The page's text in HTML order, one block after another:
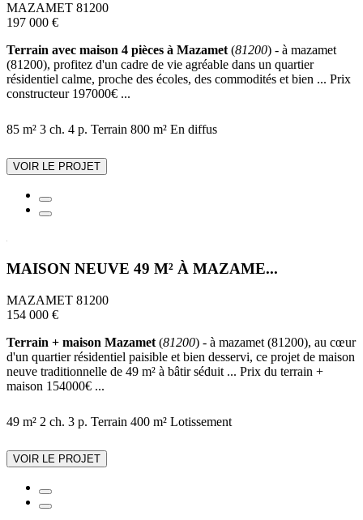
MAZAMET 81200
197 000 €
Terrain avec maison 4 pièces à Mazamet (81200) - à mazamet
(81200), profitez d'un cadre de vie agréable dans un quartier
résidentiel calme, proche des écoles, des commodités et bien ... Prix
constructeur 197000€ ...
85 m² 3 ch. 4 p. Terrain 800 m² En diffus
VOIR LE PROJET
MAISON NEUVE 49 M² À MAZAME...
MAZAMET 81200
154 000 €
Terrain + maison Mazamet (81200) - à mazamet (81200), au cœur
d'un quartier résidentiel paisible et bien desservi, ce projet de maison
neuve traditionnelle de 49 m² à bâtir séduit ... Prix du terrain +
maison 154000€ ...
49 m² 2 ch. 3 p. Terrain 400 m² Lotissement
VOIR LE PROJET